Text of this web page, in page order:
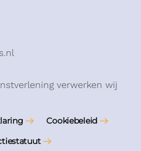
verwerken wij
Cookiebeleid